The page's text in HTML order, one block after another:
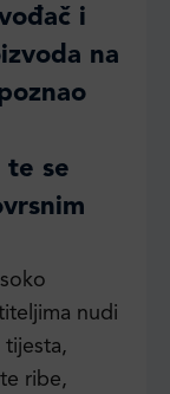
i
na
te se
nudi
tijesta,
ribe,